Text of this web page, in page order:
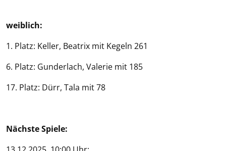
weiblich:
1. Platz: Keller, Beatrix mit Kegeln 261
6. Platz: Gunderlach, Valerie mit 185
17. Platz: Dürr, Tala mit 78
Nächste Spiele: